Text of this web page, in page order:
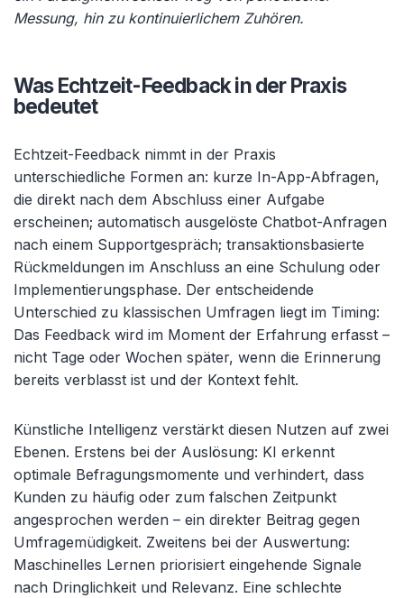
Messung, hin zu kontinuierlichem Zuhören.
Was Echtzeit-Feedback in der Praxis
bedeutet
Echtzeit-Feedback nimmt in der Praxis
unterschiedliche Formen an: kurze In-App-Abfragen,
die direkt nach dem Abschluss einer Aufgabe
erscheinen; automatisch ausgelöste Chatbot-Anfragen
nach einem Supportgespräch; transaktionsbasierte
Rückmeldungen im Anschluss an eine Schulung oder
Implementierungsphase. Der entscheidende
Unterschied zu klassischen Umfragen liegt im Timing:
Das Feedback wird im Moment der Erfahrung erfasst –
nicht Tage oder Wochen später, wenn die Erinnerung
bereits verblasst ist und der Kontext fehlt.
Künstliche Intelligenz verstärkt diesen Nutzen auf zwei
Ebenen. Erstens bei der Auslösung: KI erkennt
optimale Befragungsmomente und verhindert, dass
Kunden zu häufig oder zum falschen Zeitpunkt
angesprochen werden – ein direkter Beitrag gegen
Umfragemüdigkeit. Zweitens bei der Auswertung:
Maschinelles Lernen priorisiert eingehende Signale
nach Dringlichkeit und Relevanz. Eine schlechte